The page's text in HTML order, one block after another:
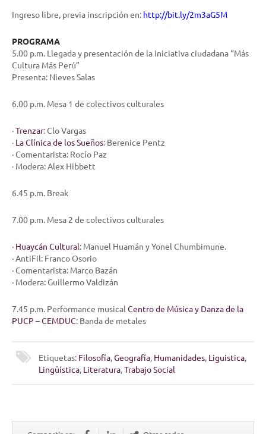
Ingreso libre, previa inscripción en: http://bit.ly/2m3aG5M
PROGRAMA
5.00 p.m. Llegada y presentación de la iniciativa ciudadana “Más
Cultura Más Perú”
Presenta: Nieves Salas
6.00 p.m. Mesa 1 de colectivos culturales
·Trenzar: Clo Vargas
· La Clínica de los Sueños: Berenice Pentz
· Comentarista: Rocío Paz
· Modera: Alex Hibbett
6.45 p.m. Break
7.00 p.m. Mesa 2 de colectivos culturales
· Huaycán Cultural: Manuel Huamán y Yonel Chumbimune.
· AntiFil: Franco Osorio
· Comentarista: Marco Bazán
· Modera: Guillermo Valdizán
7.45 p.m. Performance musical Centro de Música y Danza de la
PUCP – CEMDUC: Banda de metales
Etiquetas: Filosofía,Geografía, Humanidades, Liguistica,
Lingüística, Literatura,Trabajo Social